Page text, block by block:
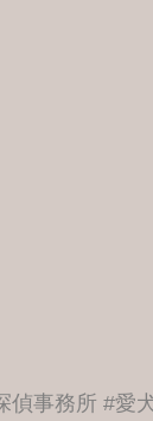
偵事務所 #愛